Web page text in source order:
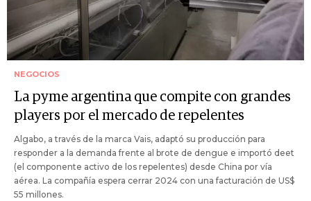
NEGOCIOS
La pyme argentina que compite con grandes
players por el mercado de repelentes
Algabo, a través de la marca Vais, adaptó su producción para
responder a la demanda frente al brote de dengue e importó deet
(el componente activo de los repelentes) desde China por vía
aérea. La compañía espera cerrar 2024 con una facturación de US$
55 millones.